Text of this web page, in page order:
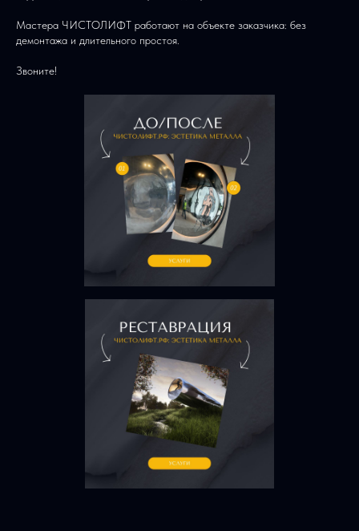
Мастера ЧИСТОЛИФТ работают на объекте заказчика: без
демонтажа и длительного простоя.
Звоните!